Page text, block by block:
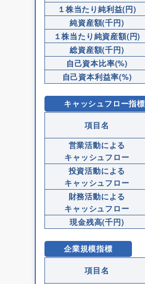
１株当たり純利益(円)
純資産額(千円)
１株当たり純資産額(円)
総資産額(千円)
自己資本比率(%)
自己資本利益率(%)
キャッシュフロー指標
項目名
営業活動による
キャッシュフロー
投資活動による
キャッシュフロー
財務活動による
キャッシュフロー
現金残高(千円)
企業規模指標
項目名